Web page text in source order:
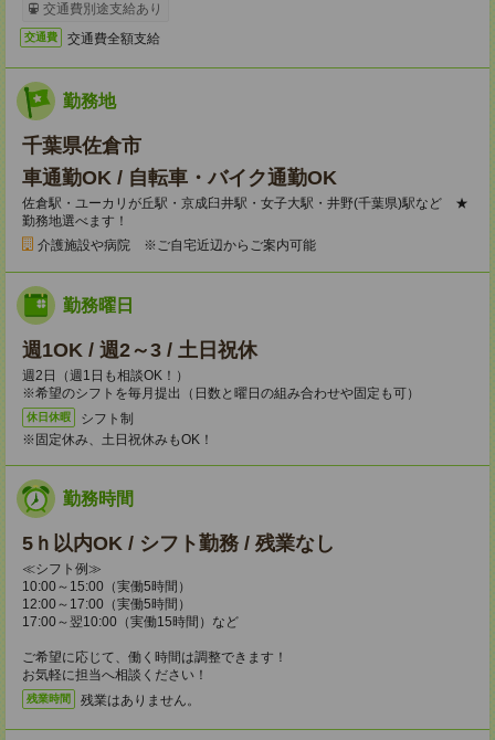
交通費別途支給あり
交通費 交通費全額支給
勤務地
千葉県佐倉市
車通勤OK / 自転車・バイク通勤OK
佐倉駅・ユーカリが丘駅・京成臼井駅・女子大駅・井野(千葉県)駅など ★
勤務地選べます！
介護施設や病院 ※ご自宅近辺からご案内可能
勤務曜日
週1OK / 週2～3 / 土日祝休
週2日（週1日も相談OK！）
※希望のシフトを毎月提出（日数と曜日の組み合わせや固定も可）
休日休暇
シフト制
※固定休み、土日祝休みもOK！
勤務時間
5ｈ以内OK / シフト勤務 / 残業なし
≪シフト例≫
10:00～15:00（実働5時間）
12:00～17:00（実働5時間）
17:00～翌10:00（実働15時間）など
ご希望に応じて、働く時間は調整できます！
お気軽に担当へ相談ください！
残業時間 残業はありません。